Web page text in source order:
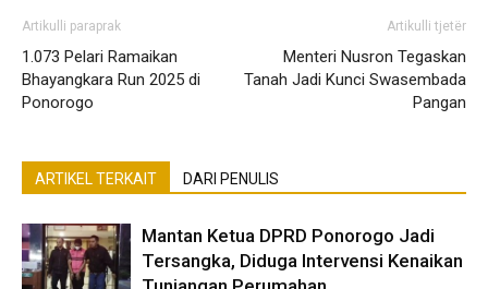
Artikulli paraprak
1.073 Pelari Ramaikan
Bhayangkara Run 2025 di
Ponorogo
Artikulli tjetër
Menteri Nusron Tegaskan
Tanah Jadi Kunci Swasembada
Pangan
ARTIKEL TERKAIT DARI PENULIS
Mantan Ketua DPRD Ponorogo Jadi
Tersangka, Diduga Intervensi Kenaikan